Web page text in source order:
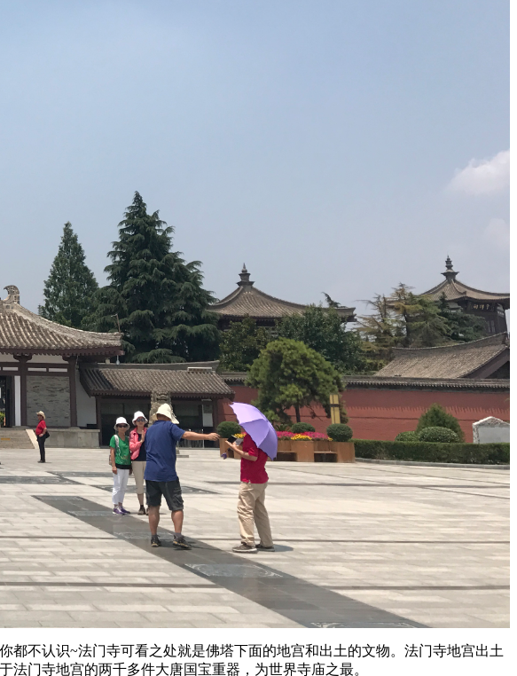
不认识~法门寺可看之处就是佛塔下面的地宫和出土的文物。法门寺地宫出土
门寺地宫的两千多件大唐国宝重器，为世界寺庙之最。